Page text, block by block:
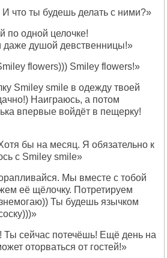
что ты будешь делать с ними?»
по одной целочке!
душой девственницы!»
flоwеrs))) Smilеy flоwеrs!»
Smilеy smilе в одежду твоей
Наиграюсь, а потом
впервые войдёт в пещерку!
бы на месяц. Я обязательно к
с Smilеy smilе»
Мы вместе с тобой
её щёлочку. Потретируем
Ты будешь язычком
сейчас потечёшь! Ещё день на
оторваться от гостей!»